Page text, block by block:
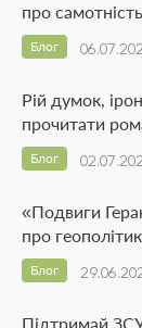
про
Блог
Рій думок,
прочитати
Блог
«Подвиги
про
Блог
Підтримай